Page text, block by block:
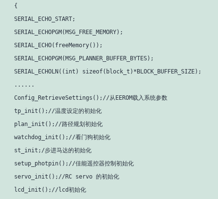
{
SERIAL_ECHO_START;
SERIAL_ECHOPGM(MSG_FREE_MEMORY);
SERIAL_ECHO(freeMemory());
SERIAL_ECHOPGM(MSG_PLANNER_BUFFER_BYTES);
SERIAL_ECHOLN((int) sizeof(block_t)*BLOCK_BUFFER_SIZE);
......
Config_RetrieveSettings();//从EEROM载入系统参数
tp_init();//温度设定的初始化
plan_init();//路径规划初始化
watchdog_init();//看门狗初始化
st_init;/步进马达的初始化
setup_photpin();//佳能遥控器控制初始化
servo_init();//RC servo 的初始化
lcd_init();//lcd初始化